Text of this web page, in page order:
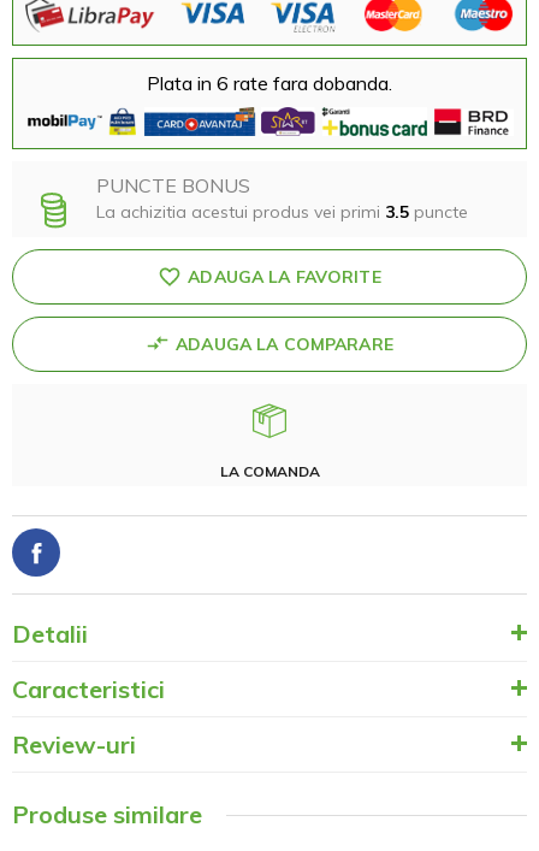
Plata in 6 rate fara dobanda.
PUNCTE BONUS
La achizitia acestui produs vei primi 3.5 puncte
ADAUGA LA FAVORITE
ADAUGA LA COMPARARE
LA COMANDA
Detalii
Caracteristici
Review-uri
Produse similare